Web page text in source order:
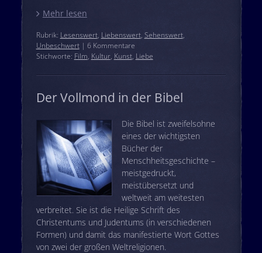
Mehr lesen
Rubrik: Lesenswert, Liebenswert, Sehenswert,
Unbeschwert| 6 Kommentare
Stichworte: Film, Kultur, Kunst, Liebe
Der Vollmond in der Bibel
Die Bibel ist zweifelsohne
eines der wichtigsten
Bücher der
Menschheitsgeschichte –
meistgedruckt,
meistübersetzt und
weltweit am weitesten
verbreitet. Sie ist die Heilige Schrift des
Christentums und Judentums (in verschiedenen
Formen) und damit das manifestierte Wort Gottes
von zwei der großen Weltreligionen.